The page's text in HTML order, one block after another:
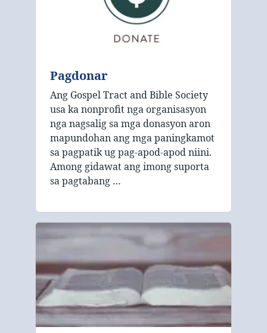
Pagdonar
Ang Gospel Tract and Bible Society
usa ka nonprofit nga organisasyon
nga nagsalig sa mga donasyon aron
mapundohan ang mga paningkamot
sa pagpatik ug pag-apod-apod niini.
Among gidawat ang imong suporta
sa pagtabang …